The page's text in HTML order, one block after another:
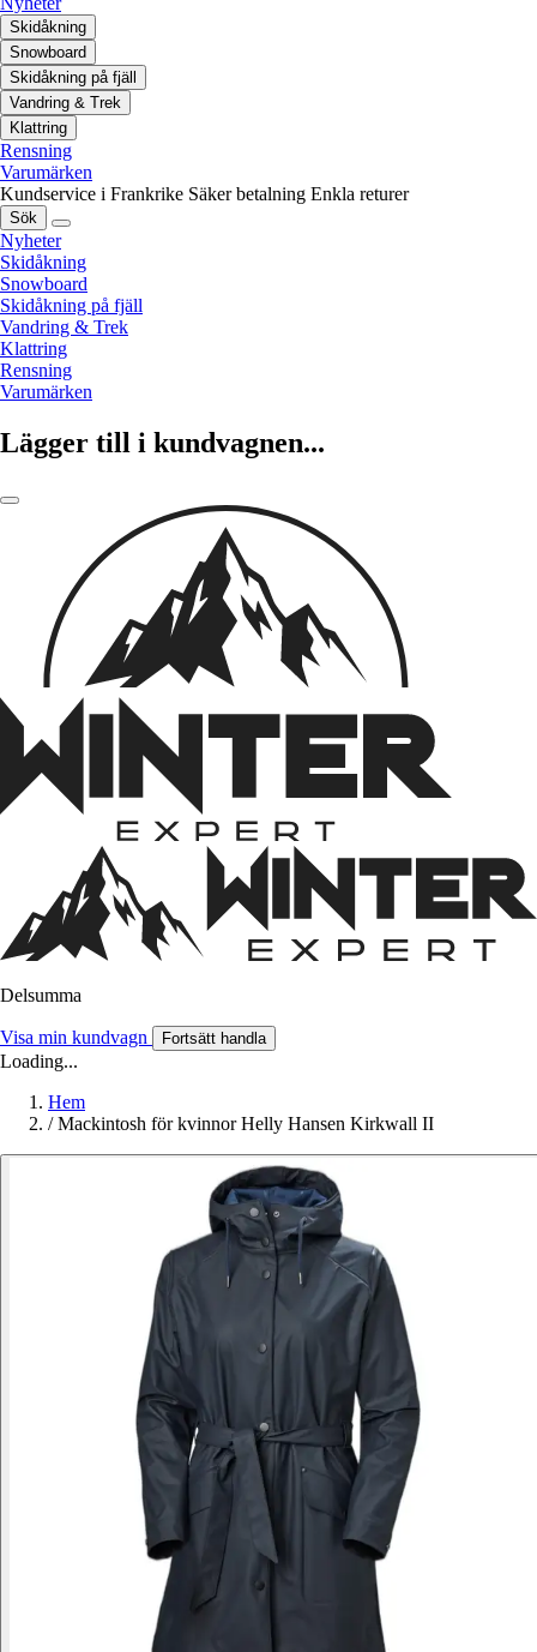
Skidåkning
Snowboard
Skidåkning på fjäll
Vandring & Trek
Klattring
Rensning
Varumärken
Kundservice i Frankrike Säker betalning Enkla returer
Sök
Nyheter
Skidåkning
Snowboard
Skidåkning på fjäll
Vandring & Trek
Klattring
Rensning
Varumärken
Lägger till i kundvagnen...
Delsumma
Visa min kundvagn Fortsätt handla
Loading...
Hem
/ Mackintosh för kvinnor Helly Hansen Kirkwall II